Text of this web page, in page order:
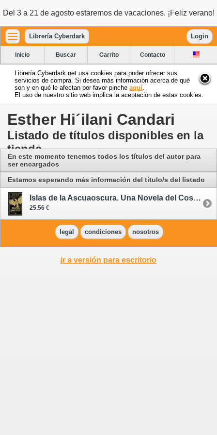
Del 3 a 21 de agosto estaremos de vacaciones. ¡Feliz verano!
Librería Cyberdark Login
Inicio Buscar Carrito Contacto
Librería Cyberdark.net usa cookies para poder ofrecer sus
servicios de compra. Si desea más información acerca de qué
son y en qué le afectan por favor pinche aquí
El uso de nuestro sitio web implica la aceptación de estas cookies.
Esther Hi´ilani Candari
Listado de títulos disponibles en la
tienda
En este momento tenemos todos los títulos del autor para
ser encargados
Estamos esperando más información del título/s del listado
Islas de la Ascuaoscura. Una Novela del Cosmere - ilustrado
25.56 €
legal condiciones nosotros
ir a versión para escritorio